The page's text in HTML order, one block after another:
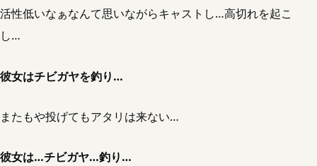
活性低いなぁなんて思いながらキャストし…高切れを起こ
し…
彼女はチビガヤを釣り…
またもや投げてもアタリは来ない…
彼女は…チビガヤ…釣り…